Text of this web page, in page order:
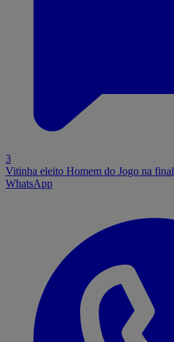
3
Vitinha eleito Homem do Jogo na
WhatsApp